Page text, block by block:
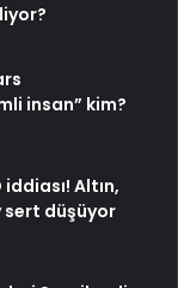
insan” kim?
Altın,
sert düşüyor